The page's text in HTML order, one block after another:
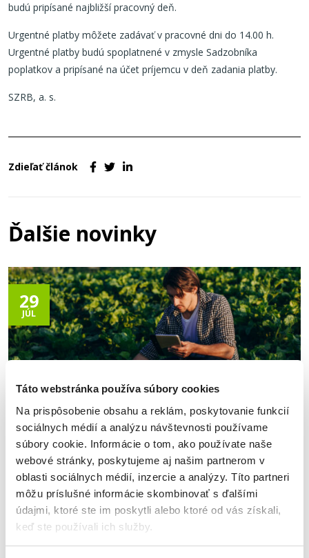
Táto webstránka používa súbory cookies
Na prispôsobenie obsahu a reklám, poskytovanie funkcií
sociálnych médií a analýzu návštevnosti používame
súbory cookie. Informácie o tom, ako používate naše
webové stránky, poskytujeme aj našim partnerom v
oblasti sociálnych médií, inzercie a analýzy. Títo partneri
môžu príslušné informácie skombinovať s ďalšími
údajmi, ktoré ste im poskytli alebo ktoré od vás získali,
keď ste používali ich služby.
budú pripísané najbližší pracovný deň.
Urgentné platby môžete zadávať v pracovné dni do 14.00 h.
Urgentné platby budú spoplatnené v zmysle Sadzobníka
poplatkov a pripísané na účet príjemcu v deň zadania platby.
SZRB, a. s.
Zdieľať článok
Ďalšie novinky
29
JÚL
Blog
Ako si vybrať biznis úver pre
agropodnikanie?
Erika Holešová, marketingový špecialista
Poľnohospodárstvo prináša množstvo výziev, ktoré podnikatelia
nedokážu ovplyvniť. Obdobia sucha, slabšia úroda či rastúce